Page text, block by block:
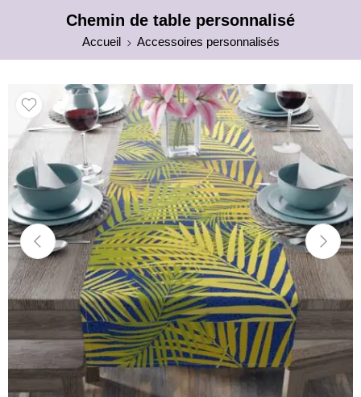
Chemin de table personnalisé
Accueil Accessoires personnalisés